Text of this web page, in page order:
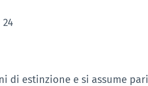
di estinzione e si assume